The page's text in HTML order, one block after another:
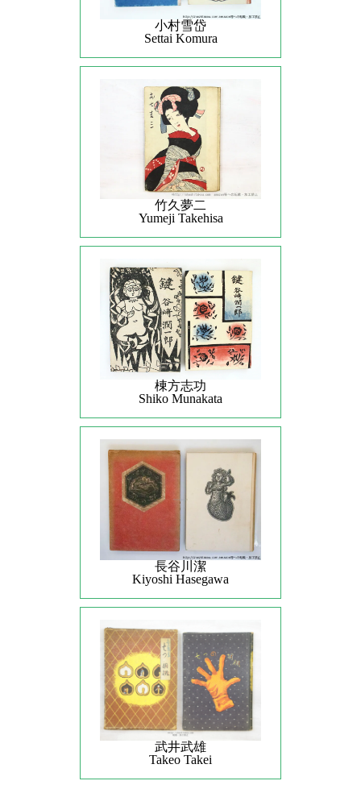
小村雪岱
Settai Komura
竹久夢二
Yumeji Takehisa
棟方志功
Shiko Munakata
長谷川潔
Kiyoshi Hasegawa
武井武雄
Takeo Takei